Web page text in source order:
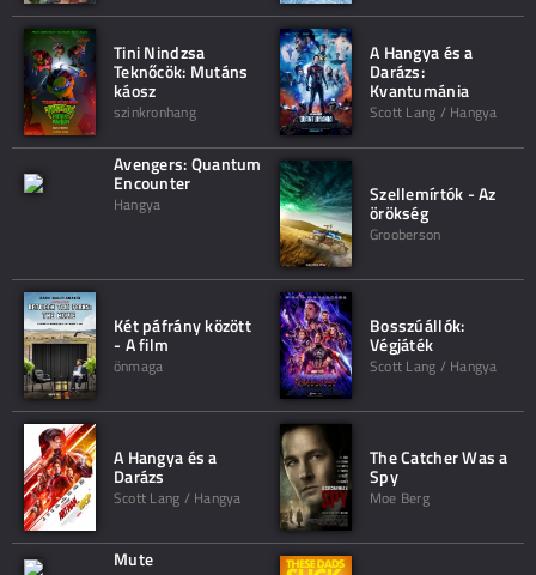
Tini Nindzsa
Teknőcök: Mutáns
káosz
szinkronhang
A Hangya és a
Darázs:
Kvantumánia
Scott Lang / Hangya
Avengers: Quantum
Encounter
Hangya Szellemírtók - Az
örökség
Grooberson
Két páfrány között
- A film
önmaga
Bosszúállók:
Végjáték
Scott Lang / Hangya
A Hangya és a
Darázs
Scott Lang / Hangya
The Catcher Was a
Spy
Moe Berg
Mute